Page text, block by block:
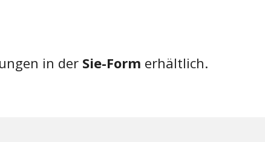
in der Sie-Form erhältlich.